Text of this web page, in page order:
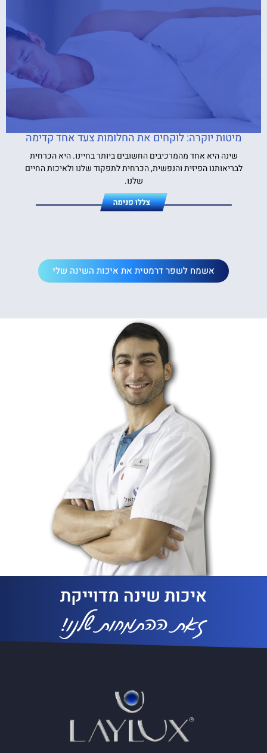
מיטות יוקרה: לוקחים את החלומות צעד אחד קדימה
שינה היא אחד מהמרכיבים החשובים ביותר בחיינו. היא הכרחית
לבריאותנו הפיזית והנפשית, הכרחית לתפקוד שלנו ולאיכות החיים
שלנו.
אשמח לשפר דרמטית את איכות השינה שלי
איכות שינה מדוייקת
זאת ההתמחות שלנו!